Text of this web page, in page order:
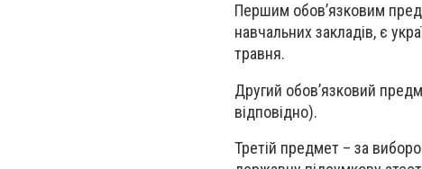
Першим обов’язковим
навчальних закладів, є
травня.
Другий обов’язковий
відповідно).
Третій предмет – за